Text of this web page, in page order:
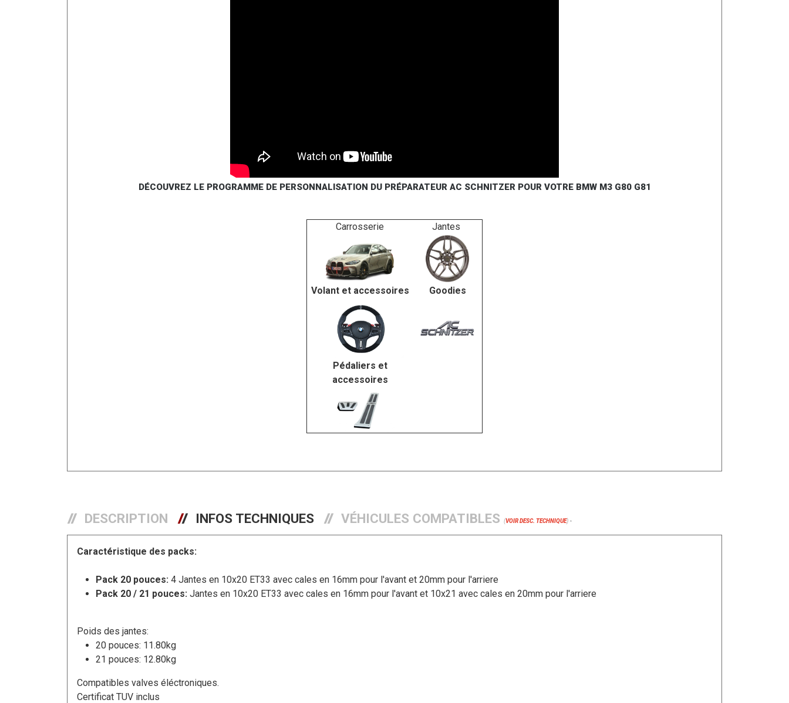
DÉCOUVREZ LE PROGRAMME DE PERSONNALISATION DU PRÉPARATEUR AC SCHNITZER POUR VOTRE BMW M3 G80 G81
Carrosserie Jantes
Volant et accessoires Goodies
Pédaliers et
accessoires
DESCRIPTION INFOS TECHNIQUES VÉHICULES COMPATIBLES (VOIR DESC. TECHNIQUE) *
Caractéristique des packs:
Pack 20 pouces: 4 Jantes en 10x20 ET33 avec cales en 16mm pour l'avant et 20mm pour l'arriere
Pack 20 / 21 pouces: Jantes en 10x20 ET33 avec cales en 16mm pour l'avant et 10x21 avec cales en 20mm pour l'arriere
Poids des jantes:
20 pouces: 11.80kg
21 pouces: 12.80kg
Compatibles valves éléctroniques.
Certificat TUV inclus